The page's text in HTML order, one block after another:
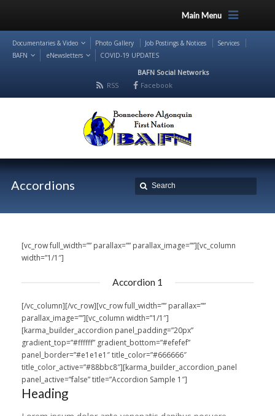
Main Menu
Documentaries & Video Photo Gallery Job Postings & Notices
Services
BAFN
eNewsletters COVID-19 UPDATES
BAFN Social Networks
RSS
Facebook
Accordions
[vc_row full_width=”” parallax=”” parallax_image=””][vc_column
width=”1/1″]
Accordion 1
[/vc_column][/vc_row][vc_row full_width=”” parallax=””
parallax_image=””][vc_column width=”1/1″]
[karma_builder_accordion panel_padding=”20px”
gradient_top=”#ffffff” gradient_bottom=”#efefef”
panel_border=”#e1e1e1″ title_color=”#666666″
title_color_active=”#88bbc8″][karma_builder_accordion_panel
panel_active=”false” title=”Accordion Sample 1″]
Heading